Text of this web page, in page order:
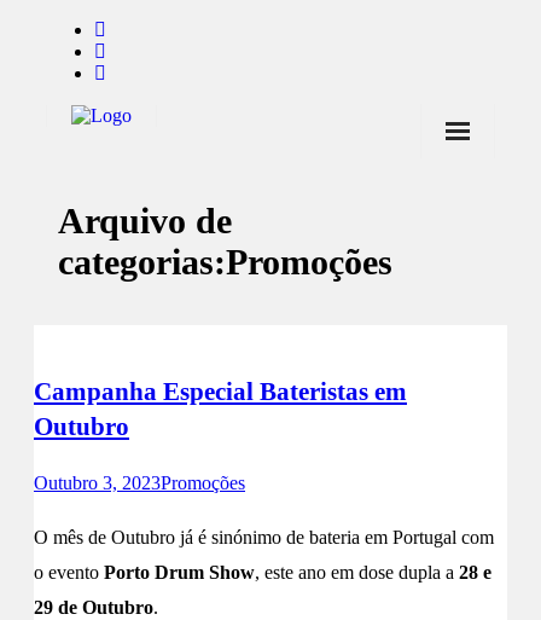
Notícias
Marcas
Arquivo de
categorias:Promoções
Campanha Especial Bateristas em
Outubro
Outubro 3, 2023Promoções
O mês de Outubro já é sinónimo de bateria em Portugal com
o evento Porto Drum Show, este ano em dose dupla a 28 e
29 de Outubro.